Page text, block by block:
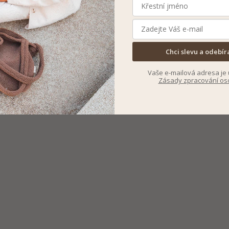
Chci slevu a
Vaše e-mailová adresa je
Zásady zpracování